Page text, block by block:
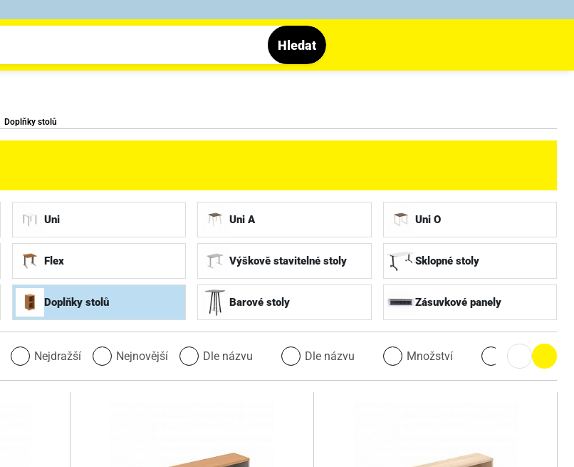
Hledat
Doplňky stolů
Uni Uni A Uni O
Flex Výškově stavitelné stoly Sklopné stoly
Doplňky stolů Barové stoly Zásuvkové panely
Nejdražší Nejnovější Dle názvu Dle názvu Množství Množství